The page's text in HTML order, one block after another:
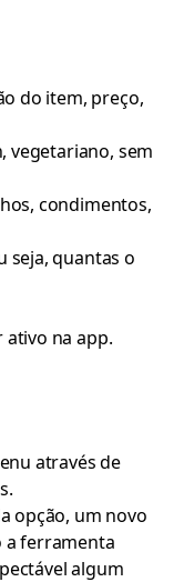
do item, preço,
vegetariano, sem
condimentos,
seja, quantas o
ativo na app.
através de
opção, um novo
a ferramenta
algum